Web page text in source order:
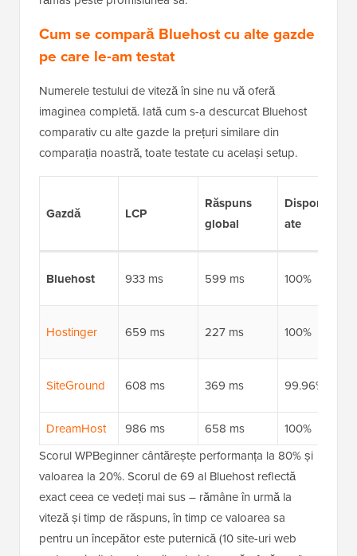
Cum se compară Bluehost cu alte gazde
pe care le-am testat
Numerele testului de viteză în sine nu vă oferă
imaginea completă. Iată cum s-a descurcat Bluehost
comparativ cu alte gazde la prețuri similare din
comparația noastră, toate testate cu același setup.
Gazdă LCP
Răspuns
global
Disponibilit
ate
Bluehost 933 ms 599 ms 100%
Hostinger 659 ms 227 ms 100%
SiteGround 608 ms 369 ms 99.96%
DreamHost 986 ms 658 ms
100%
Scorul WPBeginner cântărește performanța la 80% și
valoarea la 20%. Scorul de 69 al Bluehost reflectă
exact ceea ce vedeți mai sus – rămâne în urmă la
viteză și timp de răspuns, în timp ce valoarea sa
pentru un începător este puternică (10 site-uri web